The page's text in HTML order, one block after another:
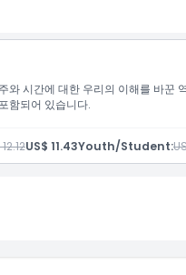
와 시간에 대한 우리의 이해를 바꾼
함되어 있습니다.
US$ 11.43Youth/Student: